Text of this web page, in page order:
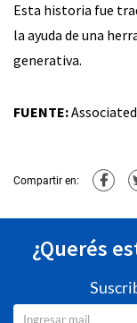
Esta historia fue
la ayuda de una
generativa.
FUENTE:
Compartir en:
¿Querés